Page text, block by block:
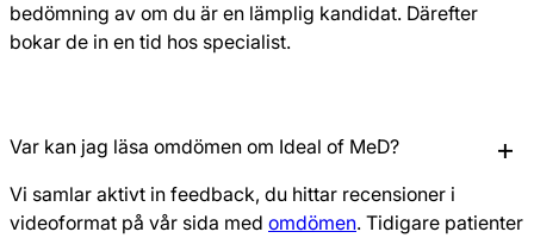
bedömning av om du är en lämplig kandidat. Därefter
bokar de in en tid hos specialist.
Var kan jag läsa omdömen om Ideal of MeD?
Vi samlar aktivt in feedback, du hittar recensioner i
videoformat på vår sida med omdömen. Tidigare patienter